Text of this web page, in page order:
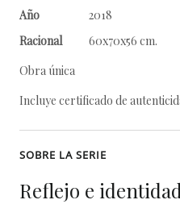
Año
2018
Racional
60x70x56 cm.
Obra única
Incluye certificado de
SOBRE LA SERIE
Reflejo e identidad